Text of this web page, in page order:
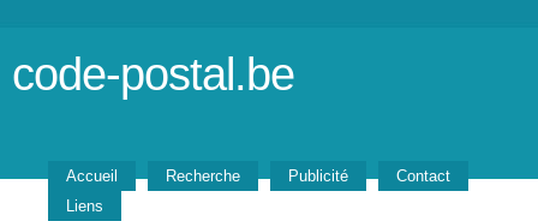
code-postal.be
Accueil Recherche Publicité
Contact
Liens